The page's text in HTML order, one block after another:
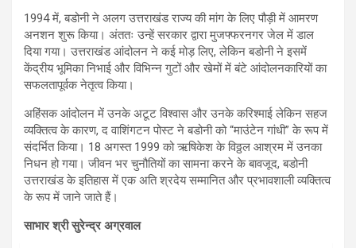
1994 में, बडोनी ने अलग उत्तराखंड राज्य की मांग के लिए पौड़ी में आमरण
अनशन शुरू किया। अंततः उन्हें सरकार द्वारा मुजफ्फरनगर जेल में डाल
दिया गया। उत्तराखंड आंदोलन ने कई मोड़ लिए, लेकिन बडोनी ने इसमें
केंद्रीय भूमिका निभाई और विभिन्न गुटों और खेमों में बंटे आंदोलनकारियों का
सफलतापूर्वक नेतृत्व किया।
अहिंसक आंदोलन में उनके अटूट विश्वास और उनके करिश्माई लेकिन सहज
व्यक्तित्व के कारण, द वाशिंगटन पोस्ट ने बडोनी को “माउंटेन गांधी” के रूप में
संदर्भित किया। 18 अगस्त 1999 को ऋषिकेश के विठ्ठल आश्रम में उनका
निधन हो गया। जीवन भर चुनौतियों का सामना करने के बावजूद, बडोनी
उत्तराखंड के इतिहास में एक अति श्रदेय सम्मानित और प्रभावशाली व्यक्तित्व
के रूप में जाने जाते हैं।
साभार श्री सुरेन्द्र अग्रवाल